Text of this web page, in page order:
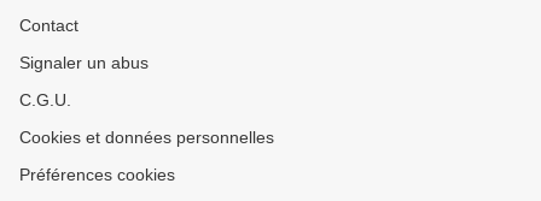
Contact
Signaler un abus
C.G.U.
Cookies et données personnelles
Préférences cookies